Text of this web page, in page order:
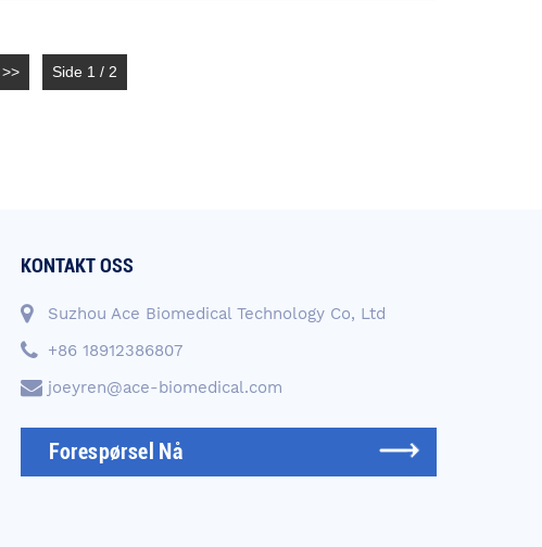
>> Side 1 / 2
KONTAKT OSS
Suzhou Ace Biomedical Technology Co, Ltd
+86 18912386807
joeyren@ace-biomedical.com
Forespørsel Nå